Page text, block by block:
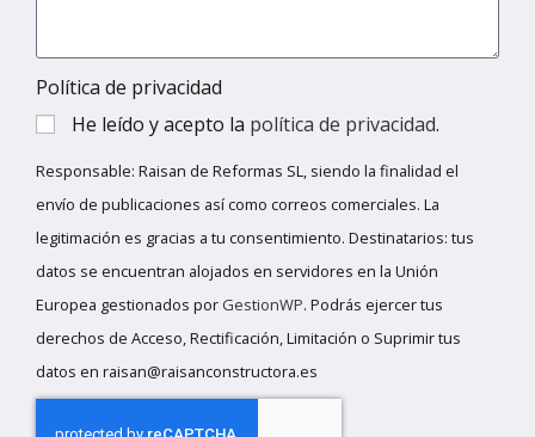
Política de privacidad
He leído y acepto la política de privacidad.
Responsable: Raisan de Reformas SL, siendo la finalidad el
envío de publicaciones así como correos comerciales. La
legitimación es gracias a tu consentimiento. Destinatarios: tus
datos se encuentran alojados en servidores en la Unión
Europea gestionados por GestionWP. Podrás ejercer tus
derechos de Acceso, Rectificación, Limitación o Suprimir tus
datos en raisan@raisanconstructora.es